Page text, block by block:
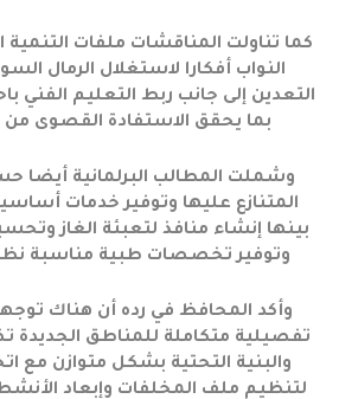
كما تناولت المناقشات ملفات
النواب أفكارا لاستغلال الرمال
التعدين إلى جانب ربط التعليم الفني
بما يحقق الاستفادة القصوى من
وشملت المطالب البرلمانية أيضا
المتنازع عليها وتوفير خدمات
بينها إنشاء منافذ لتعبئة الغاز
وتوفير تخصصات طبية مناسبة
وأكد المحافظ في رده أن هناك
تفصيلية متكاملة للمناطق الجديدة
والبنية التحتية بشكل متوازن مع
لتنظيم ملف المخلفات وإبعاد